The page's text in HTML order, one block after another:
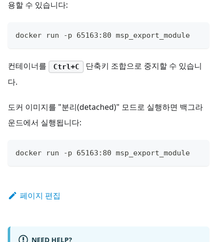
용할 수 있습니다:
docker run -p 65163:80 msp_export_module
컨테이너를 Ctrl+C
단축키 조합으로 중지할 수 있습니
다.
도커 이미지를 "분리(detached)" 모드로 실행하면 백그라
운드에서 실행됩니다:
docker run -p 65163:80 msp_export_module
페이지 편집
NEED HELP?